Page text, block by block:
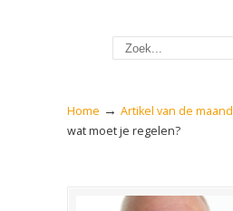
Home → Artikel van de maand
wat moet je regelen?